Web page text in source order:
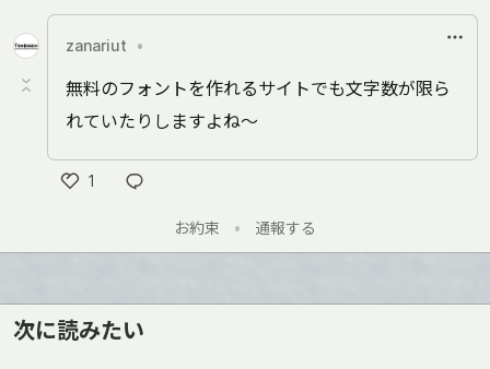
い
ね
zanariut •
無料のフォントを作れるサイトでも文字数が限ら
れていたりしますよね～
1
ね
お約束 • 通報する
次に読みたい